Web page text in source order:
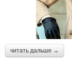
читать дальше →